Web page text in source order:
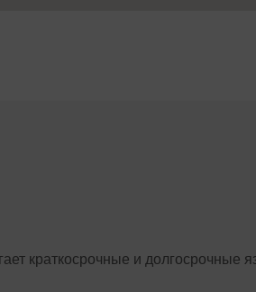
краткосрочные и долгосрочные